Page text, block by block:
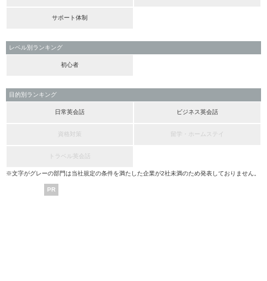
サポート体制
レベル別ランキング
初心者
目的別ランキング
日常英会話 ビジネス英会話
資格対策 留学・ホームステイ
トラベル英会話
※文字がグレーの部門は当社規定の条件を満たした企業が2社未満のため発表しておりません。
PR